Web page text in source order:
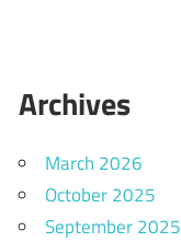
Archives
March 2026
October 2025
September 2025